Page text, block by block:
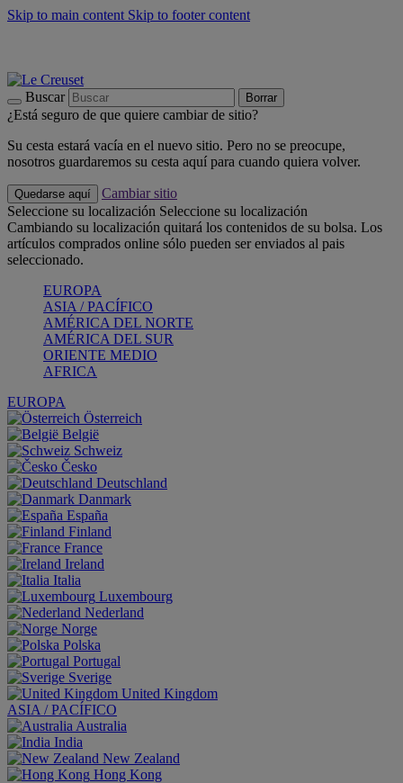
Skip to main content Skip to footer content
Buscar Borrar
¿Está seguro de que quiere cambiar de sitio?
Su cesta estará vacía en el nuevo sitio. Pero no se preocupe,
nosotros guardaremos su cesta aquí para cuando quiera volver.
Quedarse aquí
Cambiar sitio
Seleccione su localización Seleccione su localización
Cambiando su localización quitará los contenidos de su bolsa. Los
artículos comprados online sólo pueden ser enviados al pais
seleccionado.
EUROPA
ASIA / PACÍFICO
AMÉRICA DEL NORTE
AMÉRICA DEL SUR
ORIENTE MEDIO
AFRICA
EUROPA
Österreich
België
Schweiz
Česko
Deutschland
Danmark
España
Finland
France
Ireland
Italia
Luxembourg
Nederland
Norge
Polska
Portugal
Sverige
United Kingdom
ASIA / PACÍFICO
Australia
India
New Zealand
Hong Kong